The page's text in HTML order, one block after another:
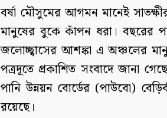
বর্ষা মৌসুমের আগমন মানেই
মানুষের বুকে কাঁপন ধরা। বছরের
জলোচ্ছ্বাসের আশঙ্কা এ অঞ্চলের
পত্রদূতে প্রকাশিত সংবাদে জানা
পানি উন্নয়ন বোর্ডের (পাউবো)
রয়েছে।